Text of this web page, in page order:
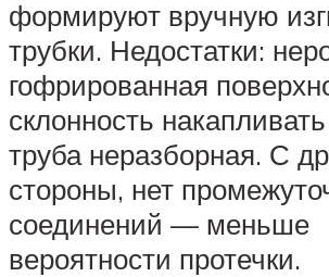
формируют вручную
трубки. Недостатки:
гофрированная
склонность
труба неразборная. С
стороны, нет
соединений — меньше
вероятности протечки.